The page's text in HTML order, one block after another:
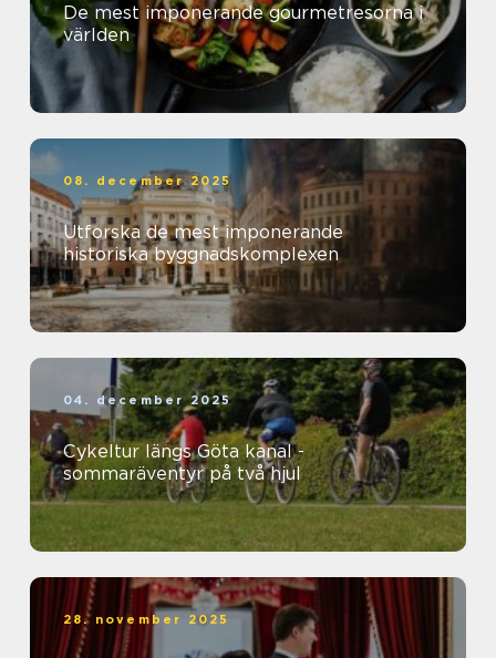
De mest imponerande gourmetresorna i
världen
08. december 2025
Utforska de mest imponerande
historiska byggnadskomplexen
04. december 2025
Cykeltur längs Göta kanal -
sommaräventyr på två hjul
28. november 2025